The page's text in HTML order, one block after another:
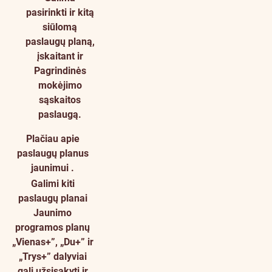
pasirinkti ir kitą
siūlomą
paslaugų planą,
įskaitant ir
Pagrindinės
mokėjimo
sąskaitos
paslaugą.
Plačiau apie
paslaugų planus
jaunimui .
Galimi kiti
paslaugų planai
Jaunimo
programos planų
„Vienas+”, „Du+” ir
„Trys+” dalyviai